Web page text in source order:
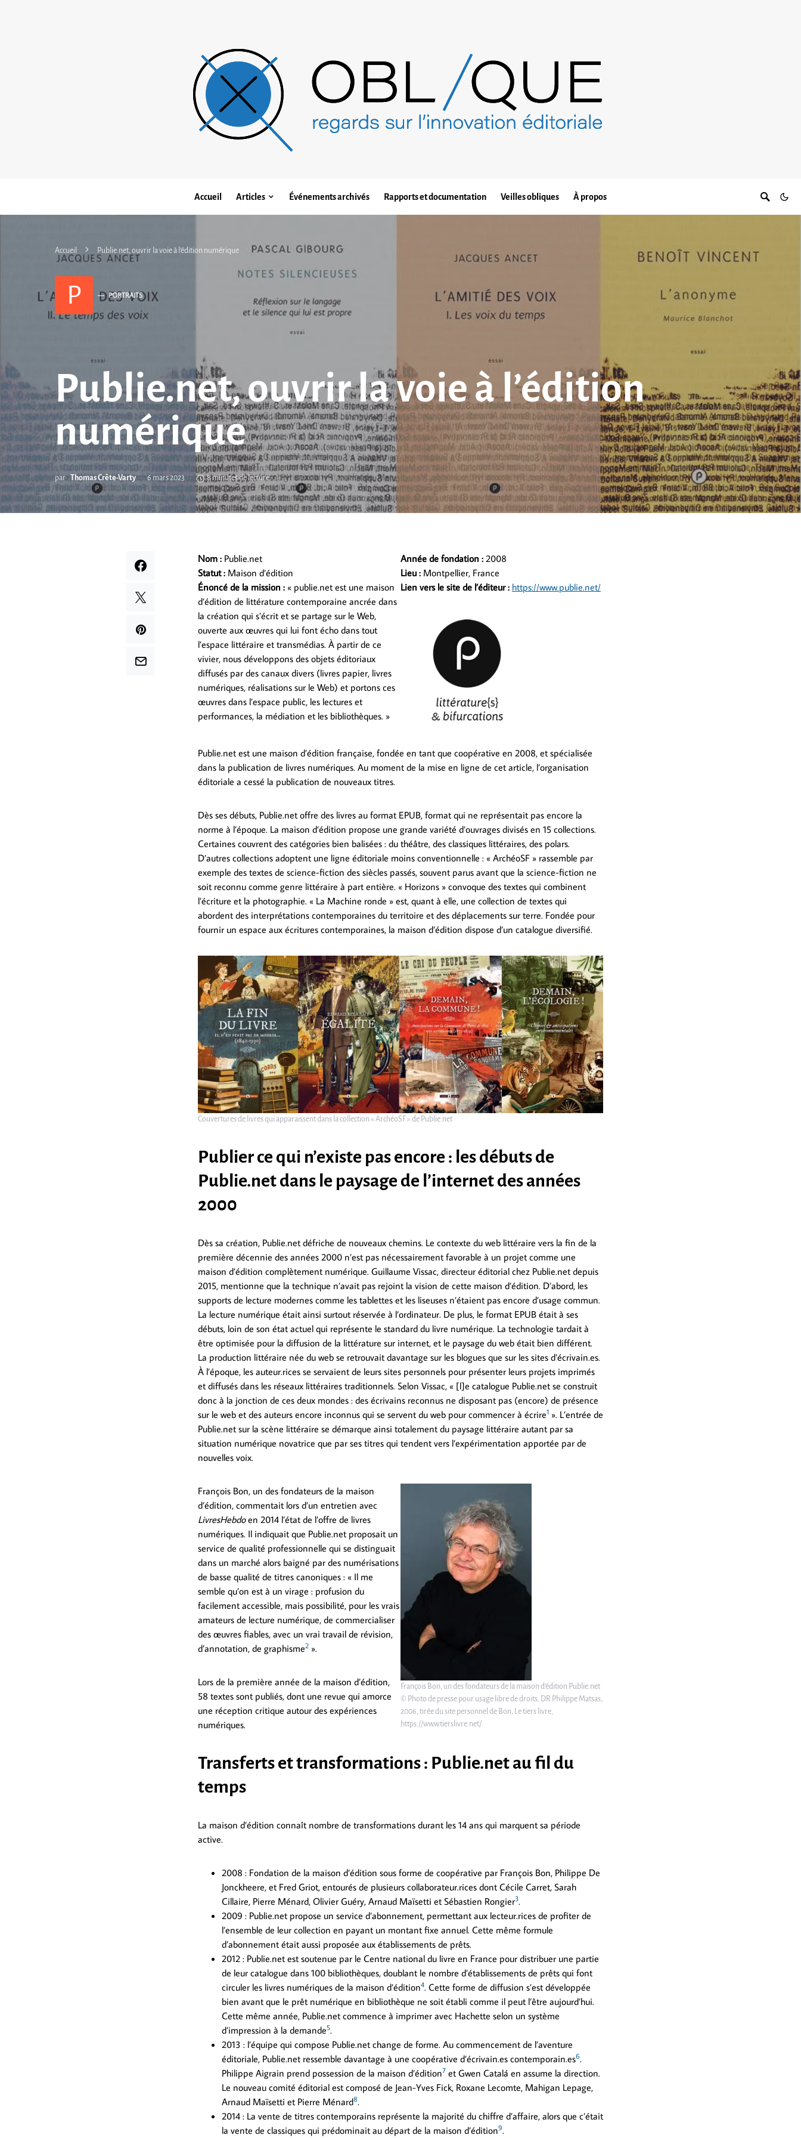
Accueil Articles Événements archivés Rapports et documentation Veilles obliques À propos
Accueil Publie.net, ouvrir la voie à l’édition numérique
P PORTRAITS
Publie.net, ouvrir la voie à l’édition
numérique
par Thomas Crête-Varty 6 mars 2023 8 minutes de lecture
Nom : Publie.net
Statut : Maison d’édition
Énoncé de la mission : « publie.net est une maison
d’édition de littérature contemporaine ancrée dans
la création qui s’écrit et se partage sur le Web,
ouverte aux œuvres qui lui font écho dans tout
l’espace littéraire et transmédias. À partir de ce
vivier, nous développons des objets éditoriaux
diffusés par des canaux divers (livres papier, livres
numériques, réalisations sur le Web) et portons ces
œuvres dans l’espace public, les lectures et
performances, la médiation et les bibliothèques. »
Année de fondation : 2008
Lieu : Montpellier, France
Lien vers le site de l’éditeur : https://www.publie.net/
Publie.net est une maison d’édition française, fondée en tant que coopérative en 2008, et spécialisée
dans la publication de livres numériques. Au moment de la mise en ligne de cet article, l’organisation
éditoriale a cessé la publication de nouveaux titres.
Dès ses débuts, Publie.net offre des livres au format EPUB, format qui ne représentait pas encore la
norme à l’époque. La maison d’édition propose une grande variété d’ouvrages divisés en 15 collections.
Certaines couvrent des catégories bien balisées : du théâtre, des classiques littéraires, des polars.
D’autres collections adoptent une ligne éditoriale moins conventionnelle : « ArchéoSF » rassemble par
exemple des textes de science-fiction des siècles passés, souvent parus avant que la science-fiction ne
soit reconnu comme genre littéraire à part entière. « Horizons » convoque des textes qui combinent
l’écriture et la photographie. « La Machine ronde » est, quant à elle, une collection de textes qui
abordent des interprétations contemporaines du territoire et des déplacements sur terre. Fondée pour
fournir un espace aux écritures contemporaines, la maison d’édition dispose d’un catalogue diversifié.
Couvertures de livres qui apparaissent dans la collection « ArchéoSF » de Publie.net
Publier ce qui n’existe pas encore : les débuts de
Publie.net dans le paysage de l’internet des années
2000
Dès sa création, Publie.net défriche de nouveaux chemins. Le contexte du web littéraire vers la fin de la
première décennie des années 2000 n’est pas nécessairement favorable à un projet comme une
maison d’édition complètement numérique. Guillaume Vissac, directeur éditorial chez Publie.net depuis
2015, mentionne que la technique n’avait pas rejoint la vision de cette maison d’édition. D’abord, les
supports de lecture modernes comme les tablettes et les liseuses n’étaient pas encore d’usage commun.
La lecture numérique était ainsi surtout réservée à l’ordinateur. De plus, le format EPUB était à ses
débuts, loin de son état actuel qui représente le standard du livre numérique. La technologie tardait à
être optimisée pour la diffusion de la littérature sur internet, et le paysage du web était bien différent.
La production littéraire née du web se retrouvait davantage sur les blogues que sur les sites d’écrivain.es.
À l’époque, les auteur.rices se servaient de leurs sites personnels pour présenter leurs projets imprimés
et diffusés dans les réseaux littéraires traditionnels. Selon Vissac, « [l]e catalogue Publie.net se construit
donc à la jonction de ces deux mondes : des écrivains reconnus ne disposant pas (encore) de présence
sur le web et des auteurs encore inconnus qui se servent du web pour commencer à écrire1 ». L’entrée de
Publie.net sur la scène littéraire se démarque ainsi totalement du paysage littéraire autant par sa
situation numérique novatrice que par ses titres qui tendent vers l’expérimentation apportée par de
nouvelles voix.
François Bon, un des fondateurs de la maison
d’édition, commentait lors d’un entretien avec
LivresHebdoen 2014 l’état de l’offre de livres
numériques. Il indiquait que Publie.net proposait un
service de qualité professionnelle qui se distinguait
dans un marché alors baigné par des numérisations
de basse qualité de titres canoniques : « Il me
semble qu’on est à un virage : profusion du
facilement accessible, mais possibilité, pour les vrais
amateurs de lecture numérique, de commercialiser
des œuvres fiables, avec un vrai travail de révision,
d’annotation, de graphisme2 ».
Lors de la première année de la maison d’édition,
58 textes sont publiés, dont une revue qui amorce
une réception critique autour des expériences
numériques.
François Bon, un des fondateurs de la maison d’édition Publie.net
© Photo de presse pour usage libre de droits, DR Philippe Matsas,
2006, tirée du site personnel de Bon, Le tiers livre,
https://www.tierslivre.net/.
Transferts et transformations : Publie.net au fil du
temps
La maison d’édition connaît nombre de transformations durant les 14 ans qui marquent sa période
active.
2008 : Fondation de la maison d’édition sous forme de coopérative par François Bon, Philippe De
Jonckheere, et Fred Griot, entourés de plusieurs collaborateur.rices dont Cécile Carret, Sarah
Cillaire, Pierre Ménard, Olivier Guéry, Arnaud Maïsetti et Sébastien Rongier3.
2009 : Publie.net propose un service d’abonnement, permettant aux lecteur.rices de profiter de
l’ensemble de leur collection en payant un montant fixe annuel. Cette même formule
d’abonnement était aussi proposée aux établissements de prêts.
2012 : Publie.net est soutenue par le Centre national du livre en France pour distribuer une partie
de leur catalogue dans 100 bibliothèques, doublant le nombre d’établissements de prêts qui font
circuler les livres numériques de la maison d’édition4. Cette forme de diffusion s’est développée
bien avant que le prêt numérique en bibliothèque ne soit établi comme il peut l’être aujourd’hui.
Cette même année, Publie.net commence à imprimer avec Hachette selon un système
d’impression à la demande5.
2013 : l’équipe qui compose Publie.net change de forme. Au commencement de l’aventure
éditoriale, Publie.net ressemble davantage à une coopérative d’écrivain.es contemporain.es6.
Philippe Aigrain prend possession de la maison d’édition7 et Gwen Catalá en assume la direction.
Le nouveau comité éditorial est composé de Jean-Yves Fick, Roxane Lecomte, Mahigan Lepage,
Arnaud Maïsetti et Pierre Ménard8.
2014 : La vente de titres contemporains représente la majorité du chiffre d’affaire, alors que c’était
la vente de classiques qui prédominait au départ de la maison d’édition9.